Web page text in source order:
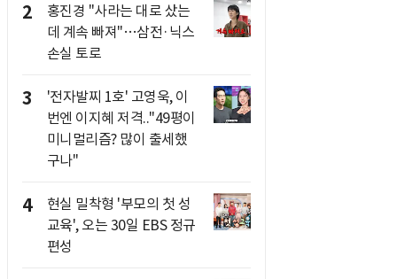
2
홍진경 "사라는 대로 샀는
데 계속 빠져"…삼전·닉스
손실 토로
3
'전자발찌 1호' 고영욱, 이
번엔 이지혜 저격.."49평이
미니멀리즘? 많이 출세했
구나"
4
현실 밀착형 '부모의 첫 성
교육', 오는 30일 EBS 정규
편성